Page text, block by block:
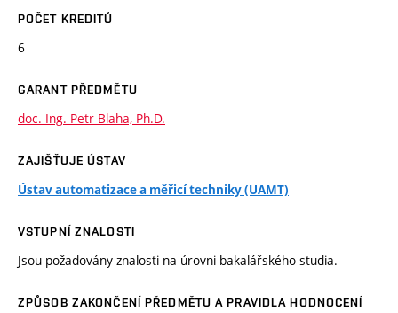
POČET KREDITŮ
6
GARANT PŘEDMĚTU
doc. Ing. Petr Blaha, Ph.D.
ZAJIŠŤUJE ÚSTAV
Ústav automatizace a měřicí techniky (UAMT)
VSTUPNÍ ZNALOSTI
Jsou požadovány znalosti na úrovni bakalářského studia.
ZPŮSOB ZAKONČENÍ PŘEDMĚTU A PRAVIDLA HODNOCENÍ